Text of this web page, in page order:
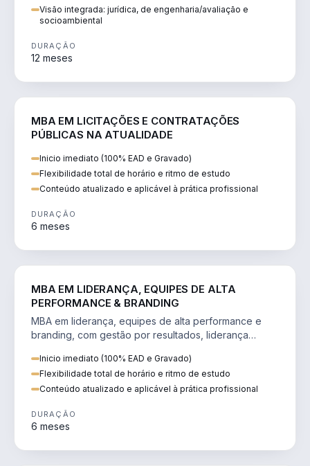
Visão integrada: jurídica, de engenharia/avaliação e
socioambiental
DURAÇÃO
12 meses
MBA EM LICITAÇÕES E CONTRATAÇÕES
PÚBLICAS NA ATUALIDADE
Inicio imediato (100% EAD e Gravado)
Flexibilidade total de horário e ritmo de estudo
Conteúdo atualizado e aplicável à prática profissional
DURAÇÃO
6 meses
MBA EM LIDERANÇA, EQUIPES DE ALTA
PERFORMANCE & BRANDING
MBA em liderança, equipes de alta performance e
branding, com gestão por resultados, liderança
Inicio imediato (100% EAD e Gravado)
Flexibilidade total de horário e ritmo de estudo
Conteúdo atualizado e aplicável à prática profissional
DURAÇÃO
6 meses